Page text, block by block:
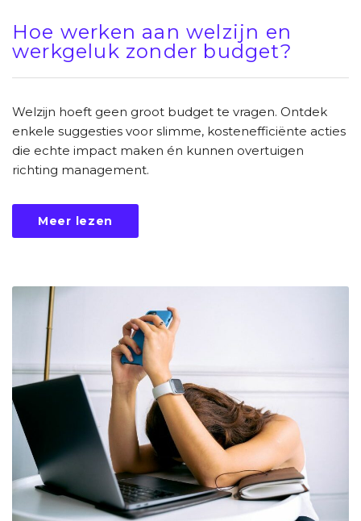
Hoe werken aan welzijn en
werkgeluk zonder budget?
Welzijn hoeft geen groot budget te vragen. Ontdek
enkele suggesties voor slimme, kostenefficiënte acties
die echte impact maken én kunnen overtuigen
richting management.
Meer lezen